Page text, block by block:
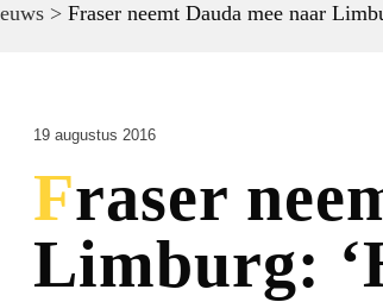
> Fraser neemt Dauda mee naar
19 augustus 2016
Fraser neemt Dauda mee naar
Limburg: